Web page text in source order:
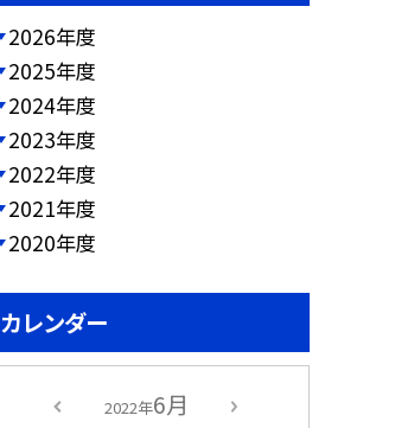
2026年度
2025年度
2024年度
2023年度
2022年度
2021年度
2020年度
カレンダー
2022年6月